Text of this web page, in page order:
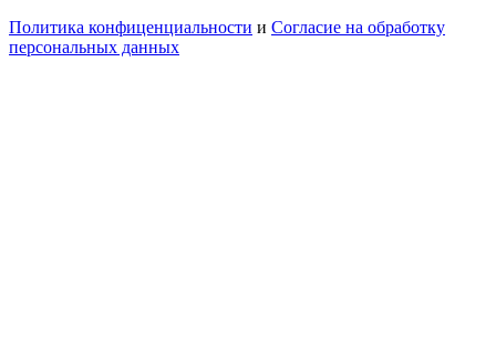
Политика конфиценциальности и Согласие на обработку
персональных данных